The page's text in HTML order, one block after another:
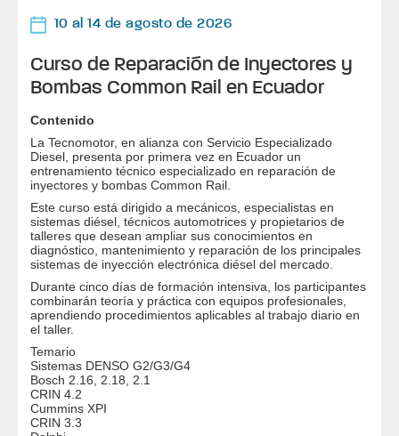
10 al 14 de agosto de 2026
Curso de Reparación de Inyectores y
Bombas Common Rail en Ecuador
Contenido
La Tecnomotor, en alianza con Servicio Especializado
Diesel, presenta por primera vez en Ecuador un
entrenamiento técnico especializado en reparación de
inyectores y bombas Common Rail.
Este curso está dirigido a mecánicos, especialistas en
sistemas diésel, técnicos automotrices y propietarios de
talleres que desean ampliar sus conocimientos en
diagnóstico, mantenimiento y reparación de los
sistemas de inyección electrónica diésel del mercado.
Durante cinco días de formación intensiva, los
combinarán teoría y práctica con equipos profesionales,
aprendiendo procedimientos aplicables al trabajo diario en
el taller.